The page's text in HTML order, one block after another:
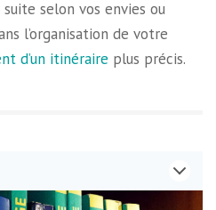
selon vos envies ou
l’organisation de votre
d’un itinéraire plus précis.